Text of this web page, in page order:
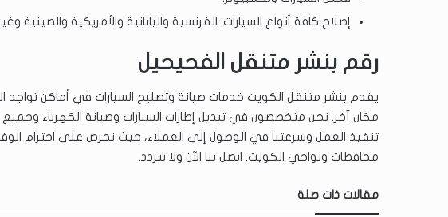
إصلاح كافة أنواع السيارات: الفرنسية واليابانية والأمريكية والصينية
رقم بنشر متنقل الفحيحيل
يقدم بنشر متنقل الكويت خدمات صيانة وتصليح السيارات في أماكن تواجد
مكان آخر. نحن متخصصون في تبديل إطارات السيارات وصيانة الكهرباء وجميع
تنفيذ العمل وسرعتنا في الوصول إلى العملاء، حيث نحرص على احترام
محافظات ونواحي الكويت. اتصل بنا الآن ولا تتردد.
مقالات ذات صلة